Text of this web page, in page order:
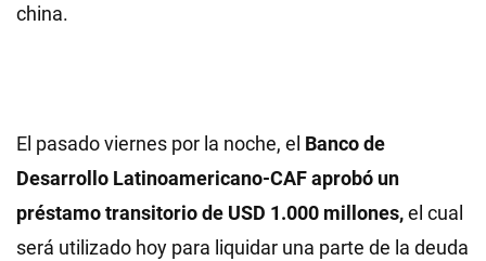
china.
El pasado viernes por la noche, el Banco de
Desarrollo Latinoamericano-CAF aprobó un
préstamo transitorio de USD 1.000 millones,el cual
será utilizado hoy para liquidar una parte de la deuda